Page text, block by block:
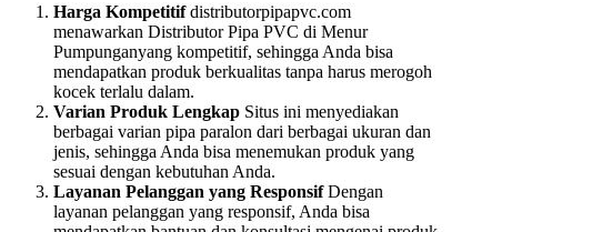
Harga Kompetitifdistributorpipapvc.com
menawarkan Distributor Pipa PVC di Menur
Pumpunganyang kompetitif, sehingga Anda bisa
mendapatkan produk berkualitas tanpa harus merogoh
kocek terlalu dalam.
Varian Produk Lengkap Situs ini menyediakan
berbagai varian pipa paralon dari berbagai ukuran dan
jenis, sehingga Anda bisa menemukan produk yang
sesuai dengan kebutuhan Anda.
Layanan Pelanggan yang ResponsifDengan
layanan pelanggan yang responsif, Anda bisa